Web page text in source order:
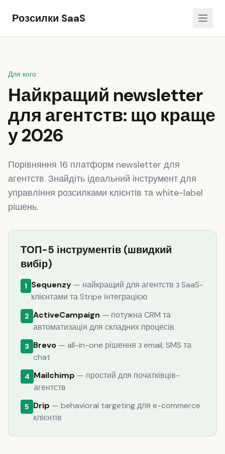
Розсилки SaaS
Для кого
Найкращий newsletter
для агентств: що краще
у 2026
Порівняння 16 платформ newsletter для
агентств. Знайдіть ідеальний інструмент для
управління розсилками клієнтів та white-label
рішень.
ТОП-5 інструментів (швидкий
вибір)
1 Sequenzy — найкращий для агентств з SaaS-
клієнтами та Stripe інтеграцією
2 ActiveCampaign — потужна CRM та
автоматизація для складних процесів
3 Brevo — all-in-one рішення з email, SMS та
chat
4 Mailchimp — простий для початківців-
агентств
5 Drip — behavioral targeting для e-commerce
клієнтів